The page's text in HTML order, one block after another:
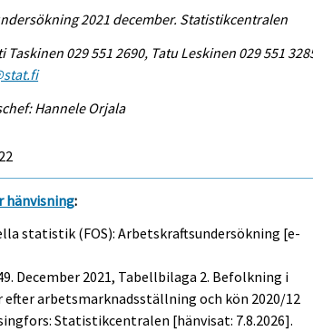
2021 december. Statistikcentralen
029 551 2690, Tatu Leskinen 029 551
Hannele Orjala
:
statistik (FOS): Arbetskraftsundersökning [e-
December 2021, Tabellbilaga 2. Befolkning i
efter arbetsmarknadsställning och kön 2020/12
Statistikcentralen [hänvisat: 7.8.2026].